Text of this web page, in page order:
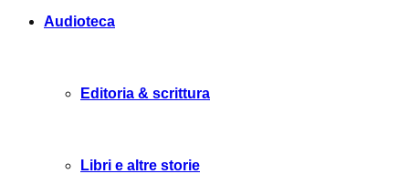
Audioteca
Editoria & scrittura
Libri e altre storie